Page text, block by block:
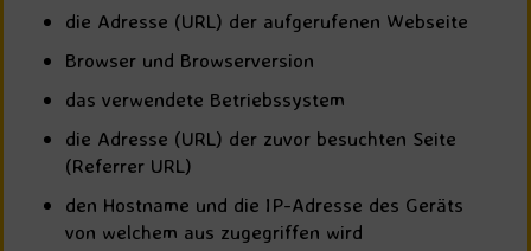
die Adresse (URL) der aufgerufenen Webseite
Browser und Browserversion
das verwendete Betriebssystem
die Adresse (URL) der zuvor besuchten Seite
(Referrer URL)
den Hostname und die IP-Adresse des Geräts
von welchem aus zugegriffen wird